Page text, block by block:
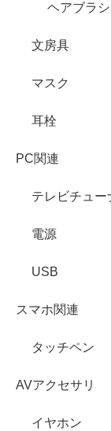
ヘアブラシ
文房具
マスク
耳栓
PC関連
テレビチュー
電源
USB
スマホ関連
タッチペン
AVアクセサリ
イヤホン